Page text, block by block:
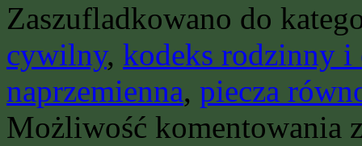
Zaszufladkowano do
cywilny, kodeks rodzinny i
naprzemienna, piecza
Możliwość komentowania
–